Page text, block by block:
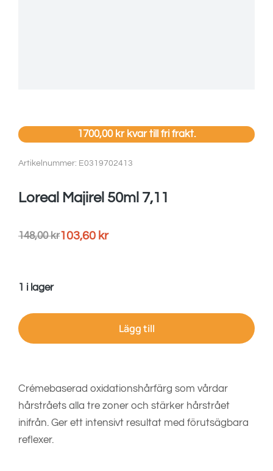
1700,00 krkvar till fri frakt.
Artikelnummer: E0319702413
Loreal Majirel 50ml 7,11
148,00kr103,60 kr
1 i lager
Lägg till
Crémebaserad oxidationshårfärg som vårdar
hårstråets alla tre zoner och stärker hårstrået
inifrån. Ger ett intensivt resultat med förutsägbara
reflexer.